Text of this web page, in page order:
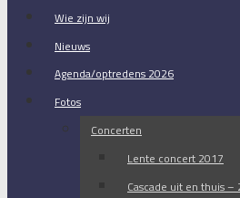
content
Wie zijn wij
Nieuws
Agenda/optredens 2026
Fotos
Concerten
Lente concert 2017
Cascade uit en thuis –